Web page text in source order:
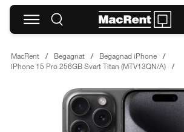
MacRent Begagnat
Begagnad iPhone
iPhone 15 Pro 256GB Svart Titan (MTV13QN/A)